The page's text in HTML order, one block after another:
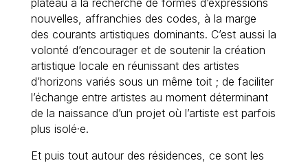
nouvelles, affranchies des codes, à la marge
des courants artistiques dominants. C’est aussi la
volonté d’encourager et de soutenir la création
artistique locale en réunissant des artistes
d’horizons variés sous un même toit ; de faciliter
l’échange entre artistes au moment déterminant
de la naissance d’un projet où l’artiste est parfois
plus isolé·e.
Et puis tout autour des résidences, ce sont les